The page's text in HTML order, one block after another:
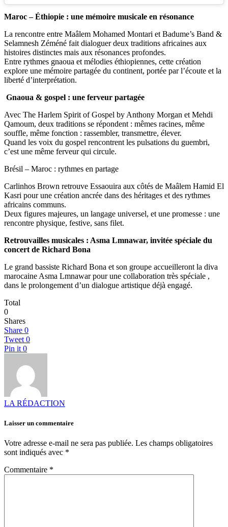
Maroc – Éthiopie : une mémoire musicale en résonance
La rencontre entre Maâlem Mohamed Montari et Badume’s Band &
Selamnesh Zéméné fait dialoguer deux traditions africaines aux
histoires distinctes mais aux résonances profondes.
Entre rythmes gnaoua et mélodies éthiopiennes, cette création
explore une mémoire partagée du continent, portée par l’écoute et la
liberté d’interprétation.
Gnaoua & gospel : une ferveur partagée
Avec The Harlem Spirit of Gospel by Anthony Morgan et Mehdi
Qamoum, deux traditions se répondent : mêmes racines, même
souffle, même fonction : rassembler, transmettre, élever.
Quand les voix du gospel rencontrent les pulsations du guembri,
c’est une même ferveur qui circule.
Brésil – Maroc : rythmes en partage
Carlinhos Brown retrouve Essaouira aux côtés de Maâlem Hamid El
Kasri pour une création ancrée dans des héritages et des rythmes
africains communs.
Deux figures majeures, un langage universel, et une promesse : une
rencontre physique, festive, sans filet.
Retrouvailles musicales : Asma Lmnawar, invitée spéciale du
concert de Richard Bona
Le grand bassiste Richard Bona et son groupe accueilleront la diva
marocaine Asma Lmnawar pour une collaboration très spéciale ,
dans le prolongement d’un dialogue artistique déjà engagé.
Total
0
Shares
Share 0
Tweet 0
Pin it 0
LA RÉDACTION
Laisser un commentaire
Votre adresse e-mail ne sera pas publiée. Les champs obligatoires
sont indiqués avec *
Commentaire *